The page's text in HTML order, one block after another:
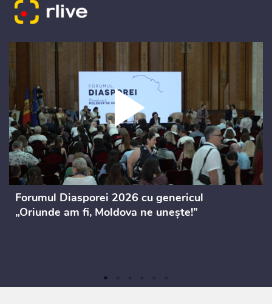
Forumul Diasporei 2026 cu genericul
„Oriunde am fi, Moldova ne unește!”